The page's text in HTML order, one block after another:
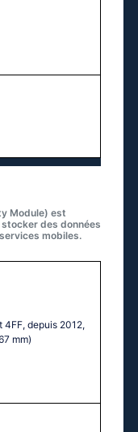
Module) est
des données
mobiles.
4FF, depuis 2012,
mm)